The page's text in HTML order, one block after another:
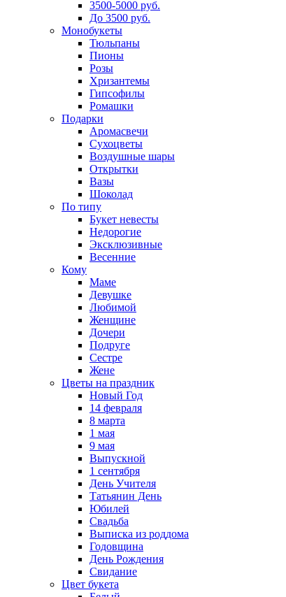
3500-5000 руб.
До 3500 руб.
Монобукеты
Тюльпаны
Пионы
Розы
Хризантемы
Гипсофилы
Ромашки
Подарки
Аромасвечи
Сухоцветы
Воздушные шары
Открытки
Вазы
Шоколад
По типу
Букет невесты
Недорогие
Эксклюзивные
Весенние
Кому
Маме
Девушке
Любимой
Женщине
Дочери
Подруге
Сестре
Жене
Цветы на праздник
Новый Год
14 февраля
8 марта
1 мая
9 мая
Выпускной
1 сентября
День Учителя
Татьянин День
Юбилей
Свадьба
Выписка из роддома
Годовщина
День Рождения
Свидание
Цвет букета